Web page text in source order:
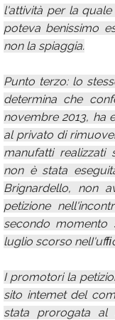
l'attività per la
poteva benissimo
non la spiaggia.
Punto terzo: lo
determina che
novembre 2013, ha
al privato di
manufatti realizzati
non è stata
Brignardello, non
petizione
secondo momento
luglio scorso
I promotori la
sito intemet del
stata prorogata al